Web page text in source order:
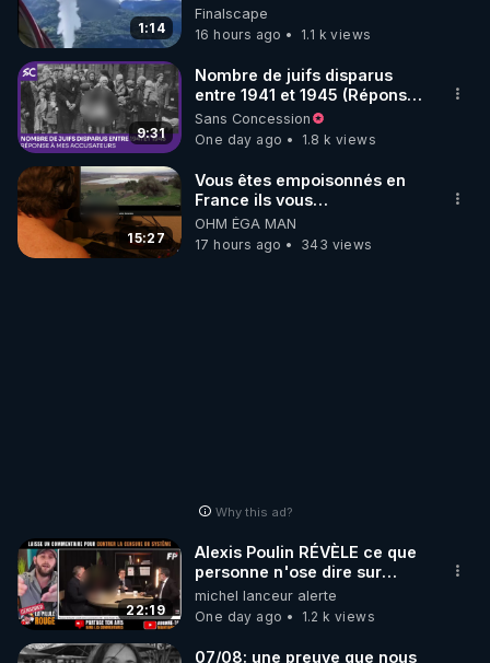
1:14
Finalscape
16 hours ago
1.1 k views
9:31
Nombre de juifs disparus
entre 1941 et 1945 (Réponse
à mes accusateurs)
Sans Concession
One day ago
1.8 k views
15:27
Vous êtes empoisonnés en
France ils vous
empoisonnent tranquille
OHM ÉGA MAN
17 hours ago
343 views
Why this ad?
22:19
Alexis Poulin RÉVÈLE ce que
personne n'ose dire sur
l'Union européenne (C'est
explosif)
michel lanceur alerte
One day ago
1.2 k views
07/08: une preuve que nous